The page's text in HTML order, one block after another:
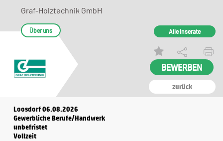
zurück
Graf-Holztechnik GmbH
Über uns Alle Inserate
Loosdorf 06.08.2026
Gewerbliche Berufe/Handwerk
unbefristet
Vollzeit